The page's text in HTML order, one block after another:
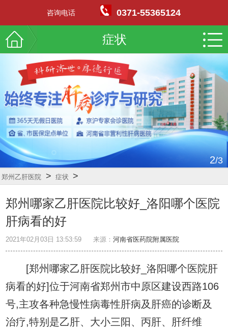
症状
2/3
郑州乙肝医院 > 症状 >
郑州哪家乙肝医院比较好_洛阳哪个医院
肝病看的好
2021年02月03日 13:53:59 来源：河南省医药院附属医院
[郑州哪家乙肝医院比较好_洛阳哪个医院肝
病看的好]位于河南省郑州市中原区建设西路106
号,主攻各种急慢性病毒性肝病及肝癌的诊断及
治疗,特别是乙肝、大小三阳、丙肝、肝纤维
咨询电话 0371-55365124